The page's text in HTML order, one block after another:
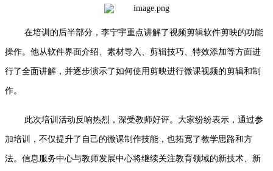
在培训的后半部分，李宁宇重点讲解了视频剪辑软件剪映的功能
操作。他从软件界面介绍、素材导入、剪辑技巧、特效添加等方面进
行了全面讲解，并逐步演示了如何使用剪映进行微课视频的剪辑和制
作。
此次培训活动反响热烈，深受教师好评。大家纷纷表示，通过参
加培训，不仅提升了自己的微课制作技能，也拓宽了教学思路和方
法。信息服务中心与教师发展中心将继续关注教育领域的新技术、新